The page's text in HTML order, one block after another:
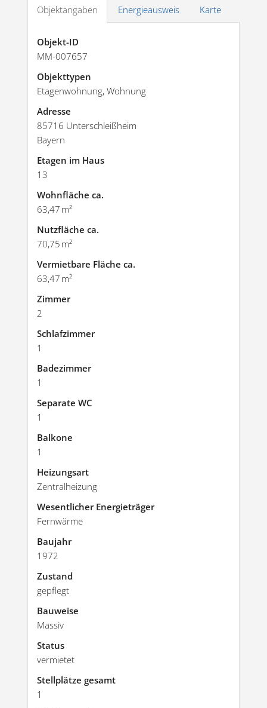
Objektangaben Energieausweis Karte
Objekt-ID
MM-007657
Objekttypen
Etagenwohnung, Wohnung
Adresse
85716 Unterschleißheim
Bayern
Etagen im Haus
13
Wohnfläche ca.
63,47 m²
Nutzfläche ca.
70,75 m²
Vermietbare Fläche ca.
63,47 m²
Zimmer
2
Schlafzimmer
1
Badezimmer
1
Separate WC
1
Balkone
1
Heizungsart
Zentralheizung
Wesentlicher Energieträger
Fernwärme
Baujahr
1972
Zustand
gepflegt
Bauweise
Massiv
Status
vermietet
Stellplätze gesamt
1